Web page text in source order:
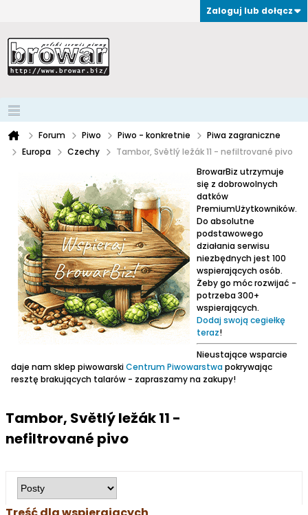
Zaloguj lub dołącz
Forum Piwo Piwo - konkretnie
Piwa zagraniczne
Europa
Czechy
Tambor, Světlý ležák 11 - nefiltrované pivo
BrowarBiz utrzymuje
się z dobrowolnych
datków
PremiumUżytkowników.
Do absolutne
podstawowego
działania serwisu
niezbędnych jest 100
wspierających osób.
Żeby go móc rozwijać -
potrzeba 300+
wspierających.
Dodaj swoją cegiełkę
teraz!
Nieustające wsparcie
daje nam sklep piwowarskiCentrum Piwowarstwapokrywając
resztę brakujących talarów - zapraszamy na zakupy!
Tambor, Světlý ležák 11 -
nefiltrované pivo